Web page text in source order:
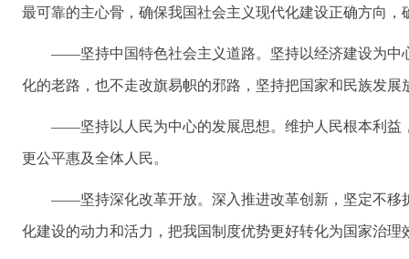
最可靠的主心骨，确保我国社会主义现代化建设正确方向
——坚持中国特色社会主义道路。坚持以经济建设为中
化的老路，也不走改旗易帜的邪路，坚持把国家和民族发
——坚持以人民为中心的发展思想。维护人民根本利益
更公平惠及全体人民。
——坚持深化改革开放。深入推进改革创新，坚定不移
化建设的动力和活力，把我国制度优势更好转化为国家治理